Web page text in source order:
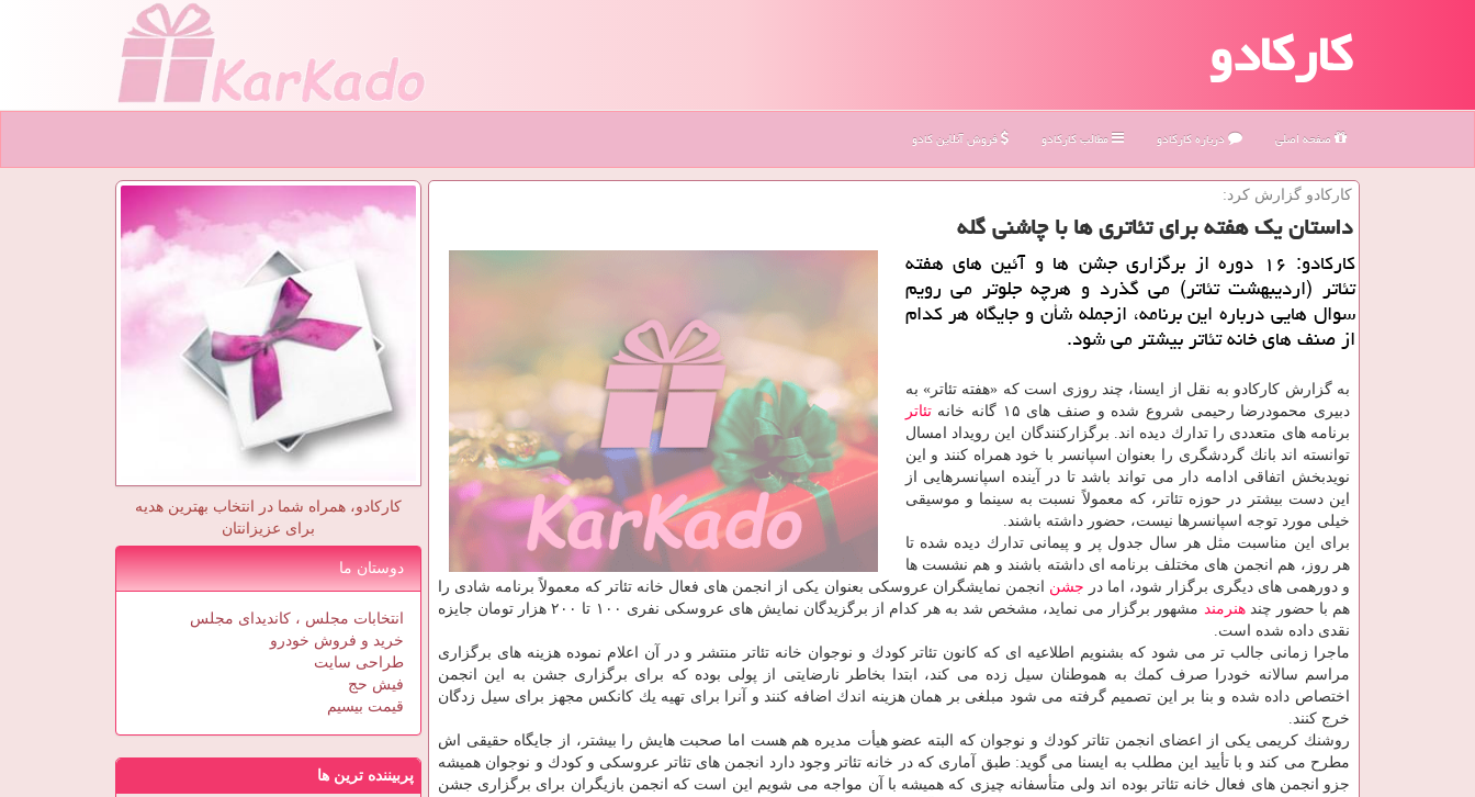
کارکادو
صفحه اصلی درباره كاركادو مطالب كاركادو فروش آنلاین کادو
كاركادو گزارش كرد:
داستان یك هفته برای تئاتری ها با چاشنی گله
كاركادو: ۱۶ دوره از برگزاری جشن ها و آئین های هفته
تئاتر (اردیبهشت تئاتر) می گذرد و هرچه جلوتر می رویم
سوال هایی درباره این برنامه، ازجمله شأن و جایگاه هر كدام
از صنف های خانه تئاتر بیشتر می شود.
به گزارش كاركادو به نقل از ایسنا، چند روزی است كه «هفته تئاتر» به
دبیری محمودرضا رحیمی شروع شده و صنف های ۱۵ گانه خانه
تئاتر
برنامه های متعددی را تدارك دیده اند. برگزاركنندگان این رویداد امسال
توانسته اند بانك گردشگری را بعنوان اسپانسر با خود همراه كنند و این
نویدبخش اتفاقی ادامه دار می تواند باشد تا در آینده اسپانسرهایی از
این دست بیشتر در حوزه تئاتر، كه معمولاً نسبت به سینما و موسیقی
خیلی مورد توجه اسپانسرها نیست، حضور داشته باشند.
برای این مناسبت مثل هر سال جدول پر و پیمانی تدارك دیده شده تا
هر روز، هم انجمن های مختلف برنامه ای داشته باشند و هم نشست ها
و دورهمی های دیگری برگزار شود، اما در جشن انجمن نمایشگران عروسكی بعنوان یكی از انجمن های فعال خانه تئاتر كه معمولاً برنامه شادی را
هم با حضور چندهنرمند
مشهور برگزار می نماید، مشخص شد به هر كدام از برگزیدگان نمایش های عروسكی نفری ۱۰۰ تا ۲۰۰ هزار تومان جایزه
نقدی داده شده است.
ماجرا زمانی جالب تر می شود كه بشنویم اطلاعیه ای كه كانون تئاتر كودك و نوجوان خانه تئاتر منتشر و در آن اعلام نموده هزینه های برگزاری
مراسم سالانه خودرا صرف كمك به هموطنان سیل زده می كند، ابتدا بخاطر نارضایتی از پولی بوده كه برای برگزاری جشن به این انجمن
اختصاص داده شده و بنا بر این تصمیم گرفته می شود مبلغی بر همان هزینه اندك اضافه كنند و آنرا برای تهیه یك كانكس مجهز برای سیل زدگان
خرج كنند.
روشنك كریمی یكی از اعضای انجمن تئاتر كودك و نوجوان كه البته عضو هیأت مدیره هم هست اما صحبت هایش را بیشتر، از جایگاه حقیقی اش
مطرح می كند و با تأیید این مطلب به ایسنا می گوید: طبق آماری كه در خانه تئاتر وجود دارد انجمن های تئاتر عروسكی و كودك و نوجوان همیشه
جزو انجمن های فعال خانه تئاتر بوده اند ولی متأسفانه چیزی كه همیشه با آن مواجه می شویم این است كه انجمن بازیگران برای برگزاری جشن
کارکادو، همراه شما در انتخاب بهترین هدیه
برای عزیزانتان
دوستان ما
انتخابات مجلس ، کاندیدای مجلس
خرید و فروش خودرو
طراحی سایت
فیش حج
قیمت بیسیم
پربیننده ترین ها